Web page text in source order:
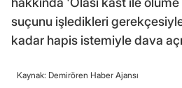
suçunu işledikleri
kadar hapis istemiyle dava
Kaynak: Demirören Haber Ajansı